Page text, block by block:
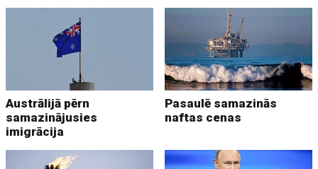
Austrālijā pērn
samazinājusies
imigrācija
Pasaulē samazinās
naftas cenas